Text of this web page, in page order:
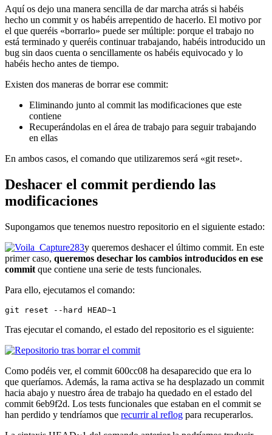
Aquí os dejo una manera sencilla de dar marcha atrás si habéis
hecho un commit y os habéis arrepentido de hacerlo. El motivo por
el que queréis «borrarlo» puede ser múltiple: porque el trabajo no
está terminado y queréis continuar trabajando, habéis introducido un
bug sin daos cuenta o sencillamente os habéis equivocado y lo
habéis hecho antes de tiempo.
Existen dos maneras de borrar ese commit:
Eliminando junto al commit las modificaciones que este
contiene
Recuperándolas en el área de trabajo para seguir trabajando
en ellas
En ambos casos, el comando que utilizaremos será «git reset».
Deshacer el commit perdiendo las
modificaciones
Supongamos que tenemos nuestro repositorio en el siguiente estado:
y queremos deshacer el último commit. En este
primer caso, queremos desechar los cambios introducidos en ese
commit que contiene una serie de tests funcionales.
Para ello, ejecutamos el comando:
git reset --hard HEAD~1
Tras ejecutar el comando, el estado del repositorio es el siguiente:
Como podéis ver, el commit 600cc08 ha desaparecido que era lo
que queríamos. Además, la rama activa se ha desplazado un commit
hacia abajo y nuestro área de trabajo ha quedado en el estado del
commit 6eb9f2d. Los tests funcionales que estaban en el commit se
han perdido y tendríamos que recurrir al reflog para recuperarlos.